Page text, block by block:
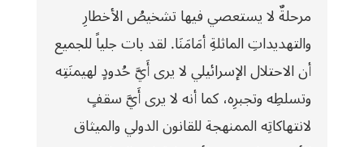
مرحلةٌ لا يستعصي فيها تشخيصُ الأخطارِ
والتهديداتِ الماثلةِ أمَامَنَا. لقد بات جلياً للجميع
أن الاحتلال الإسرائيلي لا يرى أَيَّ حُدودٍ لهيمنَتِه
وتسلطِه وتجبرِه، كما أنه لا يرى أَيَّ سقفٍ
لانتهاكاتِه الممنهجة للقانون الدولي والميثاق